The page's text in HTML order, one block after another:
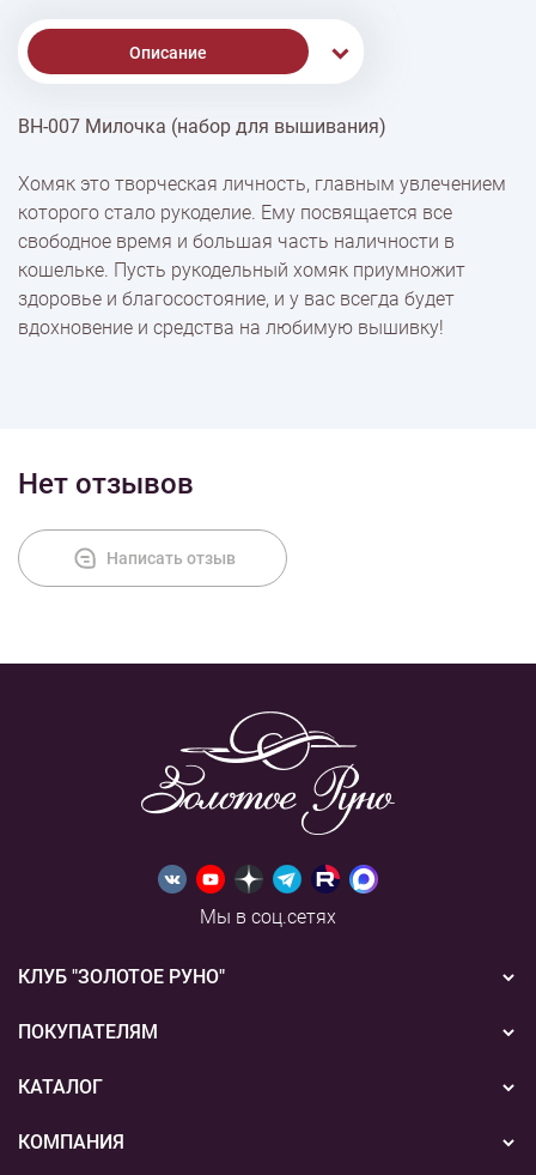
Описание
% Скидки
Доставка
Оплата
ВН-007 Милочка (набор для вышивания)
Хомяк это творческая личность, главным увлечением
которого стало рукоделие. Ему посвящается все
свободное время и большая часть наличности в
кошельке. Пусть рукодельный хомяк приумножит
здоровье и благосостояние, и у вас всегда будет
вдохновение и средства на любимую вышивку!
Нет отзывов
Написать отзыв
Мы в соц.сетях
КЛУБ "ЗОЛОТОЕ РУНО"
Новости
Акции
ПОКУПАТЕЛЯМ
Бонусная система
Подарочные сертификаты
КАТАЛОГ
Вышивка
КОМПАНИЯ